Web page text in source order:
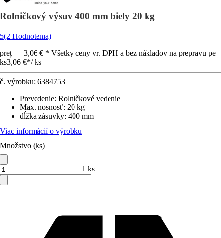
Rolničkový výsuv 400 mm biely 20 kg
5(2 Hodnotenia)
preț — 3,06 € * Všetky ceny vr. DPH a bez nákladov na prepravu pe
ks3,06 €*/ ks
č. výrobku: 6384753
Prevedenie: Rolničkové vedenie
Max. nosnosť: 20 kg
dĺžka zásuvky: 400 mm
Viac informácií o výrobku
Množstvo (ks)
1 ks